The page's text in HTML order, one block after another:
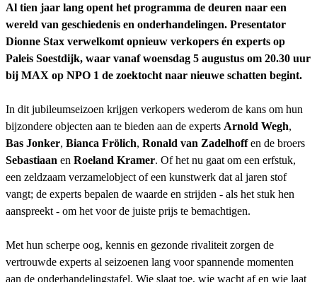
Al tien jaar lang opent het programma de deuren naar een
wereld van geschiedenis en onderhandelingen. Presentator
Dionne Stax verwelkomt opnieuw verkopers én experts op
Paleis Soestdijk, waar vanaf woensdag 5 augustus om 20.30 uur
bij MAX op NPO 1 de zoektocht naar nieuwe schatten begint.
In dit jubileumseizoen krijgen verkopers wederom de kans om hun
bijzondere objecten aan te bieden aan de experts Arnold Wegh,
Bas Jonker, Bianca Frölich, Ronald van Zadelhoffen de broers
Sebastiaan en Roeland Kramer. Of het nu gaat om een erfstuk,
een zeldzaam verzamelobject of een kunstwerk dat al jaren stof
vangt; de experts bepalen de waarde en strijden - als het stuk hen
aanspreekt - om het voor de juiste prijs te bemachtigen.
Met hun scherpe oog, kennis en gezonde rivaliteit zorgen de
vertrouwde experts al seizoenen lang voor spannende momenten
aan de onderhandelingstafel. Wie slaat toe, wie wacht af en wie laat